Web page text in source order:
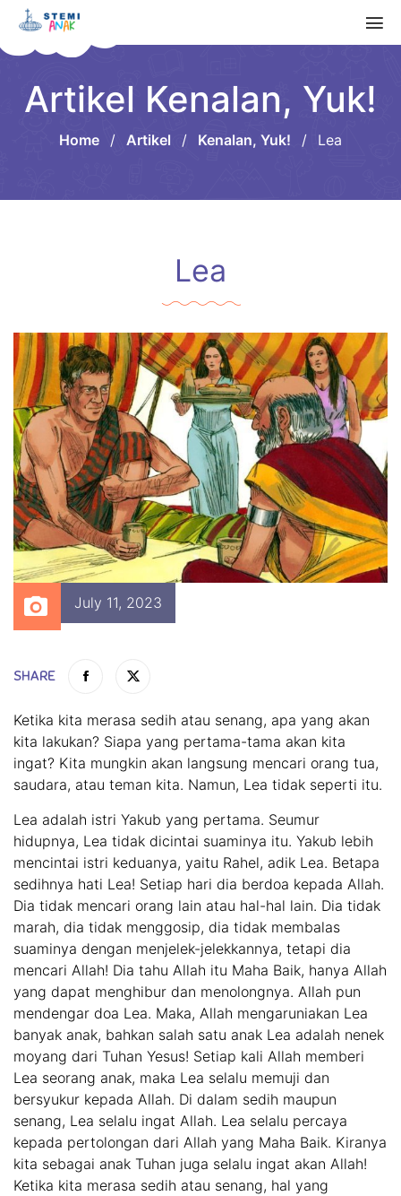
Artikel Kenalan, Yuk!
Home / Artikel / Kenalan, Yuk! / Lea
Lea
July 11, 2023
SHARE
Ketika kita merasa sedih atau senang, apa yang akan
kita lakukan? Siapa yang pertama-tama akan kita
ingat? Kita mungkin akan langsung mencari orang tua,
saudara, atau teman kita. Namun, Lea tidak seperti itu.
Lea adalah istri Yakub yang pertama. Seumur
hidupnya, Lea tidak dicintai suaminya itu. Yakub lebih
mencintai istri keduanya, yaitu Rahel, adik Lea. Betapa
sedihnya hati Lea! Setiap hari dia berdoa kepada Allah.
Dia tidak mencari orang lain atau hal-hal lain. Dia tidak
marah, dia tidak menggosip, dia tidak membalas
suaminya dengan menjelek-jelekkannya, tetapi dia
mencari Allah! Dia tahu Allah itu Maha Baik, hanya Allah
yang dapat menghibur dan menolongnya. Allah pun
mendengar doa Lea. Maka, Allah mengaruniakan Lea
banyak anak, bahkan salah satu anak Lea adalah nenek
moyang dari Tuhan Yesus! Setiap kali Allah memberi
Lea seorang anak, maka Lea selalu memuji dan
bersyukur kepada Allah. Di dalam sedih maupun
senang, Lea selalu ingat Allah. Lea selalu percaya
kepada pertolongan dari Allah yang Maha Baik. Kiranya
kita sebagai anak Tuhan juga selalu ingat akan Allah!
Ketika kita merasa sedih atau senang, hal yang